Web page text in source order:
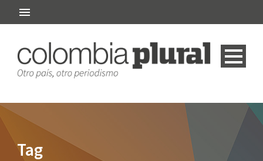
Tag